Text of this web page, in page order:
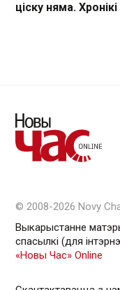
ціску няма.
© 2008-2026 Novy
Выкарыстанне
спасылкі (для
«Новы Час» Online